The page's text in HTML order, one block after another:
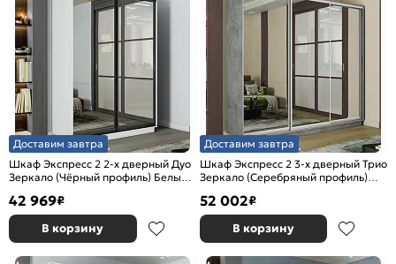
Доставим завтра
Шкаф Экспресс 2 2-х дверный Дуо
Зеркало (Чёрный профиль) Белый
42 969₽
В корзину
Доставим завтра
Шкаф Экспресс 2 3-х дверный Трио
Зеркало (Серебряный профиль)
52 002₽
В корзину